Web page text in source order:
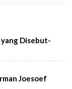
yang Disebut-
Joesoef